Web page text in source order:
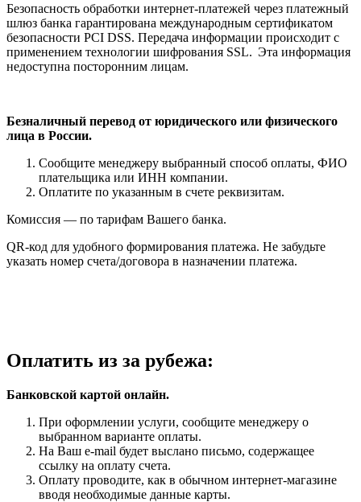
Безопасность обработки интернет-платежей через платежный
шлюз банка гарантирована международным сертификатом
безопасности PCI DSS. Передача информации происходит с
применением технологии шифрования SSL. Эта информация
недоступна посторонним лицам.
Безналичный перевод от юридического или физического
лица в России.
Сообщите менеджеру выбранный способ оплаты, ФИО
плательщика или ИНН компании.
Оплатите по указанным в счете реквизитам.
Комиссия — по тарифам Вашего банка.
QR-код для удобного формирования платежа. Не забудьте
указать номер счета/договора в назначении платежа.
Оплатить из за рубежа:
Банковской картой онлайн.
При оформлении услуги, сообщите менеджеру о
выбранном варианте оплаты.
На Ваш e-mail будет выслано письмо, содержащее
ссылку на оплату счета.
Оплату проводите, как в обычном интернет-магазине
вводя необходимые данные карты.